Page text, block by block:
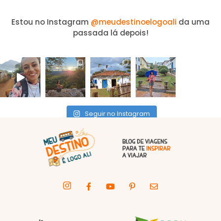
Estou no Instagram @meudestinoelogoali da uma
passada lá depois!
Seguir no Instagram